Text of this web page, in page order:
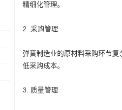
精细化管理。
2. 采购管理
弹簧制造业的原材料采购环节
低采购成本。
3. 质量管理